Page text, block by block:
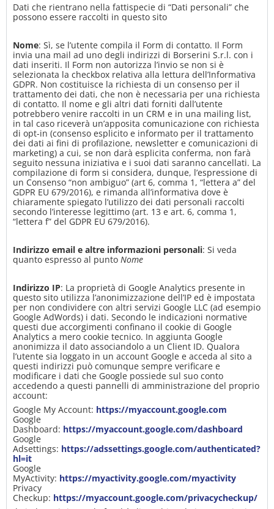
Dati che rientrano nella fattispecie di “Dati personali” che
possono essere raccolti in questo sito
Nome: Sì, se l’utente compila il Form di contatto. Il Form
invia una mail ad uno degli indirizzi di Borserini S.r.l. con i
dati inseriti. Il Form non autorizza l’invio se non si è
selezionata la checkbox relativa alla lettura dell’Informativa
GDPR. Non costituisce la richiesta di un consenso per il
trattamento dei dati, che non è necessaria per una richiesta
di contatto. Il nome e gli altri dati forniti dall’utente
potrebbero venire raccolti in un CRM e in una mailing list,
in tal caso riceverà un’apposita comunicazione con richiesta
di opt-in (consenso esplicito e informato per il trattamento
dei dati ai fini di profilazione, newsletter e comunicazioni di
marketing) a cui, se non darà esplicita conferma, non farà
seguito nessuna iniziativa e i suoi dati saranno cancellati. La
compilazione di form si considera, dunque, l’espressione di
un Consenso “non ambiguo” (art 6, comma 1, “lettera a” del
GDPR EU 679/2016), e rimanda all’informativa dove è
chiaramente spiegato l’utilizzo dei dati personali raccolti
secondo l’interesse legittimo (art. 13 e art. 6, comma 1,
“lettera f” del GDPR EU 679/2016).
Indirizzo email e altre informazioni personali: Si veda
quanto espresso al punto Nome
Indirizzo IP: La proprietà di Google Analytics presente in
questo sito utilizza l’anonimizzazione dell’IP ed è impostata
per non condividere con altri servizi Google LLC (ad esempio
Google AdWords) i dati. Secondo le indicazioni normative
questi due accorgimenti confinano il cookie di Google
Analytics a mero cookie tecnico. In aggiunta Google
anonimizza il dato associandolo a un Client ID. Qualora
l’utente sia loggato in un account Google e acceda al sito a
questi indirizzi può comunque sempre verificare e
modificare i dati che Google possiede sul suo conto
accedendo a questi pannelli di amministrazione del proprio
account:
Google My Account: https://myaccount.google.com
Google
Dashboard: https://myaccount.google.com/dashboard
Google
Adsettings: https://adssettings.google.com/authenticated?
hl=it
Google
MyActivity: https://myactivity.google.com/myactivity
Privacy
Checkup: https://myaccount.google.com/privacycheckup/